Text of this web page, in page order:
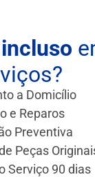
a Domicílio
e Reparos
Preventiva
Peças
Serviço 90 dias